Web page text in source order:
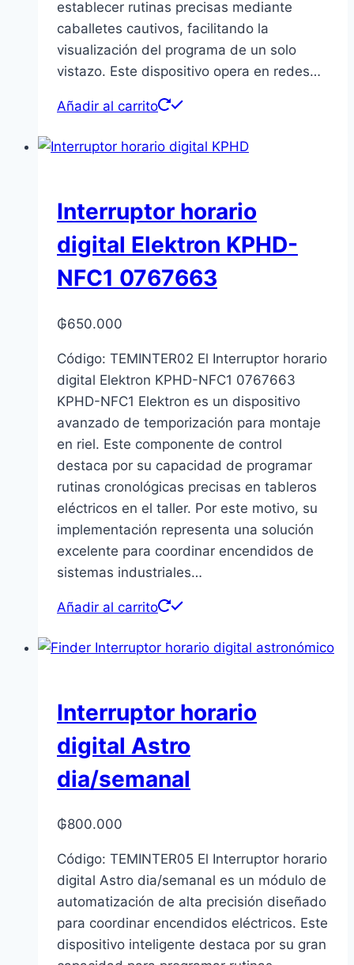
establecer rutinas precisas mediante
caballetes cautivos, facilitando la
visualización del programa de un solo
vistazo. Este dispositivo opera en redes…
Añadir al carrito
Interruptor horario
digital Elektron KPHD-
NFC1 0767663
₲650.000
Código: TEMINTER02 El Interruptor horario
digital Elektron KPHD-NFC1 0767663
KPHD-NFC1 Elektron es un dispositivo
avanzado de temporización para montaje
en riel. Este componente de control
destaca por su capacidad de programar
rutinas cronológicas precisas en tableros
eléctricos en el taller. Por este motivo, su
implementación representa una solución
excelente para coordinar encendidos de
sistemas industriales…
Añadir al carrito
Interruptor horario
digital Astro
dia/semanal
₲800.000
Código: TEMINTER05 El Interruptor horario
digital Astro dia/semanal es un módulo de
automatización de alta precisión diseñado
para coordinar encendidos eléctricos. Este
dispositivo inteligente destaca por su gran